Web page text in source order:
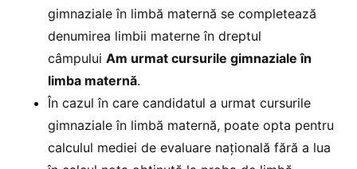
gimnaziale în limbă maternă se completează
denumirea limbii materne în dreptul
câmpului Am urmat cursurile gimnaziale în
limba maternă.
În cazul în care candidatul a urmat cursurile
gimnaziale în limbă maternă, poate opta pentru
calculul mediei de evaluare naţională fără a lua